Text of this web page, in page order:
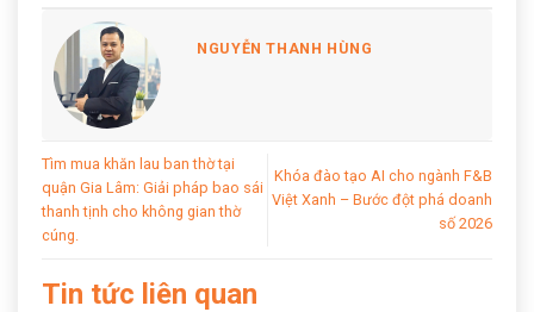
NGUYỄN THANH HÙNG
Tìm mua khăn lau ban thờ tại
quận Gia Lâm: Giải pháp bao sái
thanh tịnh cho không gian thờ
cúng.
Khóa đào tạo AI cho ngành F&B
Việt Xanh – Bước đột phá doanh
số 2026
Tin tức liên quan